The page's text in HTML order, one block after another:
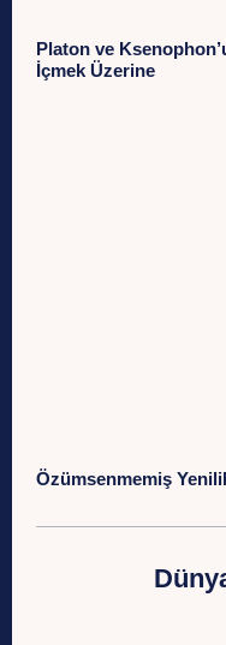
Platon ve
İçmek Üzerine
Özümsenmemiş